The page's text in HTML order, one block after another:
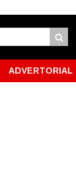
ADVERTORIAL